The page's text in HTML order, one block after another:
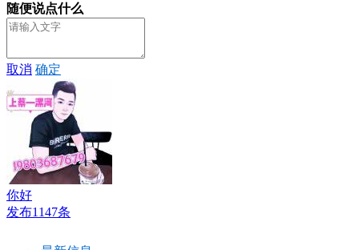
随便说点什么
取消 确定
你好
发布1147条